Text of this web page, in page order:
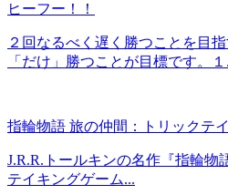
ヒーフー！！
２回なるべく遅く勝つことを目
「だけ」勝つことが目標です。１
指輪物語 旅の仲間：トリックテ
J.R.R.トールキンの名作『指輪
テイキングゲーム...